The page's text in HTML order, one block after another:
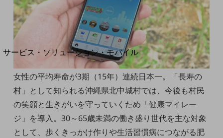
別ウィンドウで開きます
サービス・ソリューション・モバイル
サービス・ソリューションTOP
DXに関する課題を解決する
サービス・ソリューションをご紹介
カテゴリーで探す
カテゴリーで探すTOP
ネットワーク・モバイル
女性の平均寿命が3期（15年）連続日本一。「長寿の
村」として知られる沖縄県北中城村では、今後も村民
の笑顔と生きがいを守っていくため「健康マイレー
ジ」を導入。30～65歳未満の働き盛り世代を主な対象
として、歩くきっかけ作りや生活習慣病につながる肥